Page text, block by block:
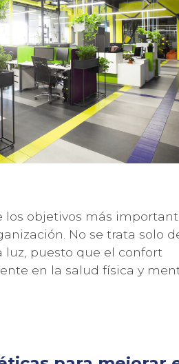
los objetivos más
No se trata solo
luz, puesto que el confort
en la salud física y
A NUESTRA
ÚLTIMAS